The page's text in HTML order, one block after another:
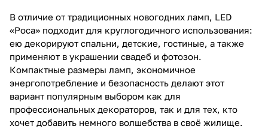
В отличие от традиционных новогодних ламп, LED
«Роса» подходит для круглогодичного использования:
ею декорируют спальни, детские, гостиные, а также
применяют в украшении свадеб и фотозон.
Компактные размеры ламп, экономичное
энергопотребление и безопасность делают этот
вариант популярным выбором как для
профессиональных декораторов, так и для тех, кто
хочет добавить немного волшебства в своё жилище.